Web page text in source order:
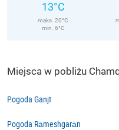
13°C
maks. 20°C
min. 6°C
Miejsca w pobliżu
Pogoda Ganjī
Pogoda Rāmeshgarān